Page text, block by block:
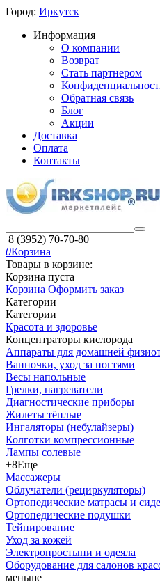
Город: Иркутск
Информация
О компании
Возврат
Стать партнером
Обратная связь
Блог
Акции
Доставка
Оплата
Контакты
8 (3952) 70-70-80
0Корзина
Товары в корзине:
Корзина пуста
Корзина Оформить заказ
Категории
Категории
Красота и здоровье
Концентраторы кислорода
Аппараты для домашней
Ванночки, уход за ногтями
Весы напольные
Грелки, нагреватели
Диагностические приборы
Жилеты тёплые
Ингаляторы (небулайзеры)
Колготки компрессионные
Лампы солевые
+8Еще
Массажеры
Облучатели (рециркуляторы)
Ортопедические матрасы и
Ортопедические подушки
Тейпирование
Уход за кожей
Электропростыни и одеяла
Оборудование для салонов
меньше